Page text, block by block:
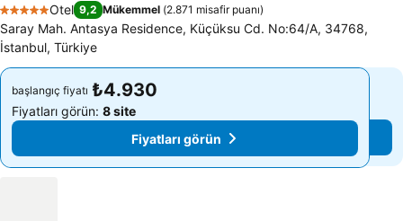
5 Yıldız
Otel 9,2 Mükemmel (2.871 misafir puanı)
Saray Mah. Antasya Residence, Küçüksu Cd. No:64/A, 34768,
İstanbul, Türkiye
başlangıç fiyatı ₺4.930
Fiyatları görün: 8 site
Fiyatları görün
başlangıç fiyatı ₺4.930
Fiyatları görün: 8 site
Fiyatları görün